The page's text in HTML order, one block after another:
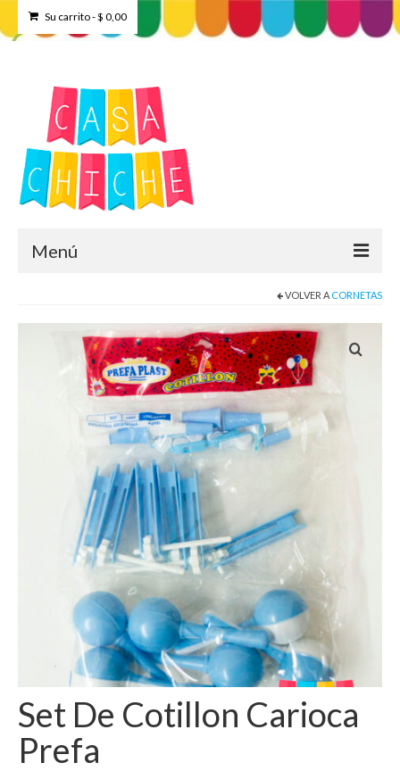
Su carrito-$ 0,00
Menú
Tienda
Contacto
Como Registrarse
Finalizar compra
VOLVER A CORNETAS
Set De Cotillon Carioca
Prefa